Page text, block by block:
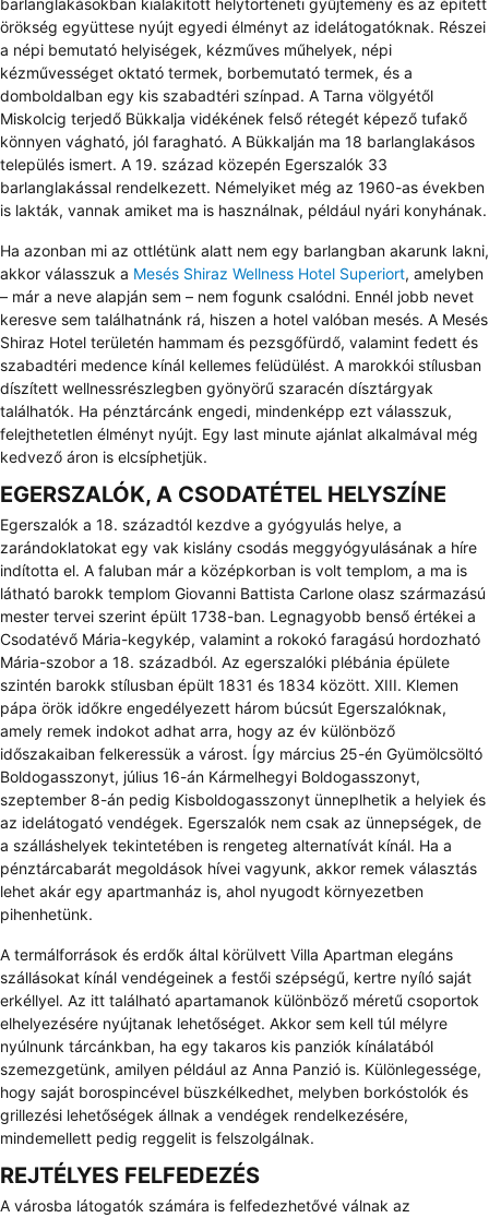
barlanglakásokban kialakított helytörténeti gyűjtemény és az épített
örökség együttese nyújt egyedi élményt az idelátogatóknak. Részei
a népi bemutató helyiségek, kézműves műhelyek, népi
kézművességet oktató termek, borbemutató termek, és a
domboldalban egy kis szabadtéri színpad. A Tarna völgyétől
Miskolcig terjedő Bükkalja vidékének felső rétegét képező tufakő
könnyen vágható, jól faragható. A Bükkalján ma 18 barlanglakásos
település ismert. A 19. század közepén Egerszalók 33
barlanglakással rendelkezett. Némelyiket még az 1960-as években
is lakták, vannak amiket ma is használnak, például nyári konyhának.
Ha azonban mi az ottlétünk alatt nem egy barlangban akarunk lakni,
akkor válasszuk a Mesés Shiraz Wellness Hotel Superiort, amelyben
– már a neve alapján sem – nem fogunk csalódni. Ennél jobb nevet
keresve sem találhatnánk rá, hiszen a hotel valóban mesés. A Mesés
Shiraz Hotel területén hammam és pezsgőfürdő, valamint fedett és
szabadtéri medence kínál kellemes felüdülést. A marokkói stílusban
díszített wellnessrészlegben gyönyörű szaracén dísztárgyak
találhatók. Ha pénztárcánk engedi, mindenképp ezt válasszuk,
felejthetetlen élményt nyújt. Egy last minute ajánlat alkalmával még
kedvező áron is elcsíphetjük.
EGERSZALÓK, A CSODATÉTEL HELYSZÍNE
Egerszalók a 18. századtól kezdve a gyógyulás helye, a
zarándoklatokat egy vak kislány csodás meggyógyulásának a híre
indította el. A faluban már a középkorban is volt templom, a ma is
látható barokk templom Giovanni Battista Carlone olasz származású
mester tervei szerint épült 1738-ban. Legnagyobb benső értékei a
Csodatévő Mária-kegykép, valamint a rokokó faragású hordozható
Mária-szobor a 18. századból. Az egerszalóki plébánia épülete
szintén barokk stílusban épült 1831 és 1834 között. XIII. Klemen
pápa örök időkre engedélyezett három búcsút Egerszalóknak,
amely remek indokot adhat arra, hogy az év különböző
időszakaiban felkeressük a várost. Így március 25-én Gyümölcsöltó
Boldogasszonyt, július 16-án Kármelhegyi Boldogasszonyt,
szeptember 8-án pedig Kisboldogasszonyt ünneplhetik a helyiek és
az idelátogató vendégek. Egerszalók nem csak az ünnepségek, de
a szálláshelyek tekintetében is rengeteg alternatívát kínál. Ha a
pénztárcabarát megoldások hívei vagyunk, akkor remek választás
lehet akár egy apartmanház is, ahol nyugodt környezetben
pihenhetünk.
A termálforrások és erdők által körülvett Villa Apartman elegáns
szállásokat kínál vendégeinek a festői szépségű, kertre nyíló saját
erkéllyel. Az itt található apartamanok különböző méretű csoportok
elhelyezésére nyújtanak lehetőséget. Akkor sem kell túl mélyre
nyúlnunk tárcánkban, ha egy takaros kis panziók kínálatából
szemezgetünk, amilyen például az Anna Panzió is. Különlegessége,
hogy saját borospincével büszkélkedhet, melyben borkóstolók és
grillezési lehetőségek állnak a vendégek rendelkezésére,
mindemellett pedig reggelit is felszolgálnak.
REJTÉLYES FELFEDEZÉS
A városba látogatók számára is felfedezhetővé válnak az